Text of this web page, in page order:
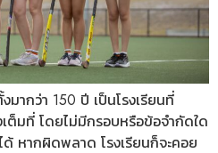
มากว่า 150 ปี เป็นโรงเรียนที่
ต็มที่ โดยไม่มีกรอบหรือข้อจำกัดใด
หากผิดพลาด โรงเรียนก็จะคอย